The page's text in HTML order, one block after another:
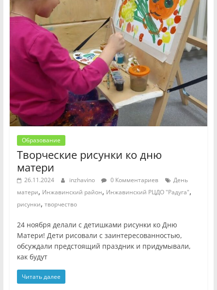
Образование
Творческие рисунки ко дню
матери
26.11.2024 inzhavino 0 Комментариев
День
матери, Инжавинский район, Инжавинский РЦДО "Радуга",
рисунки, творчество
24 ноября делали с детишками рисунки ко Дню
Матери! Дети рисовали с заинтересованностью,
обсуждали предстоящий праздник и придумывали,
как будут
Читать далее